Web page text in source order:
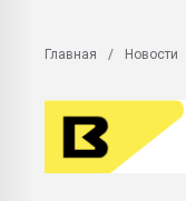
28.07.2026 "Технониколь"
ситуацией на строительном
Всё, что касается выдува
Материал поверхности
Главная Новости